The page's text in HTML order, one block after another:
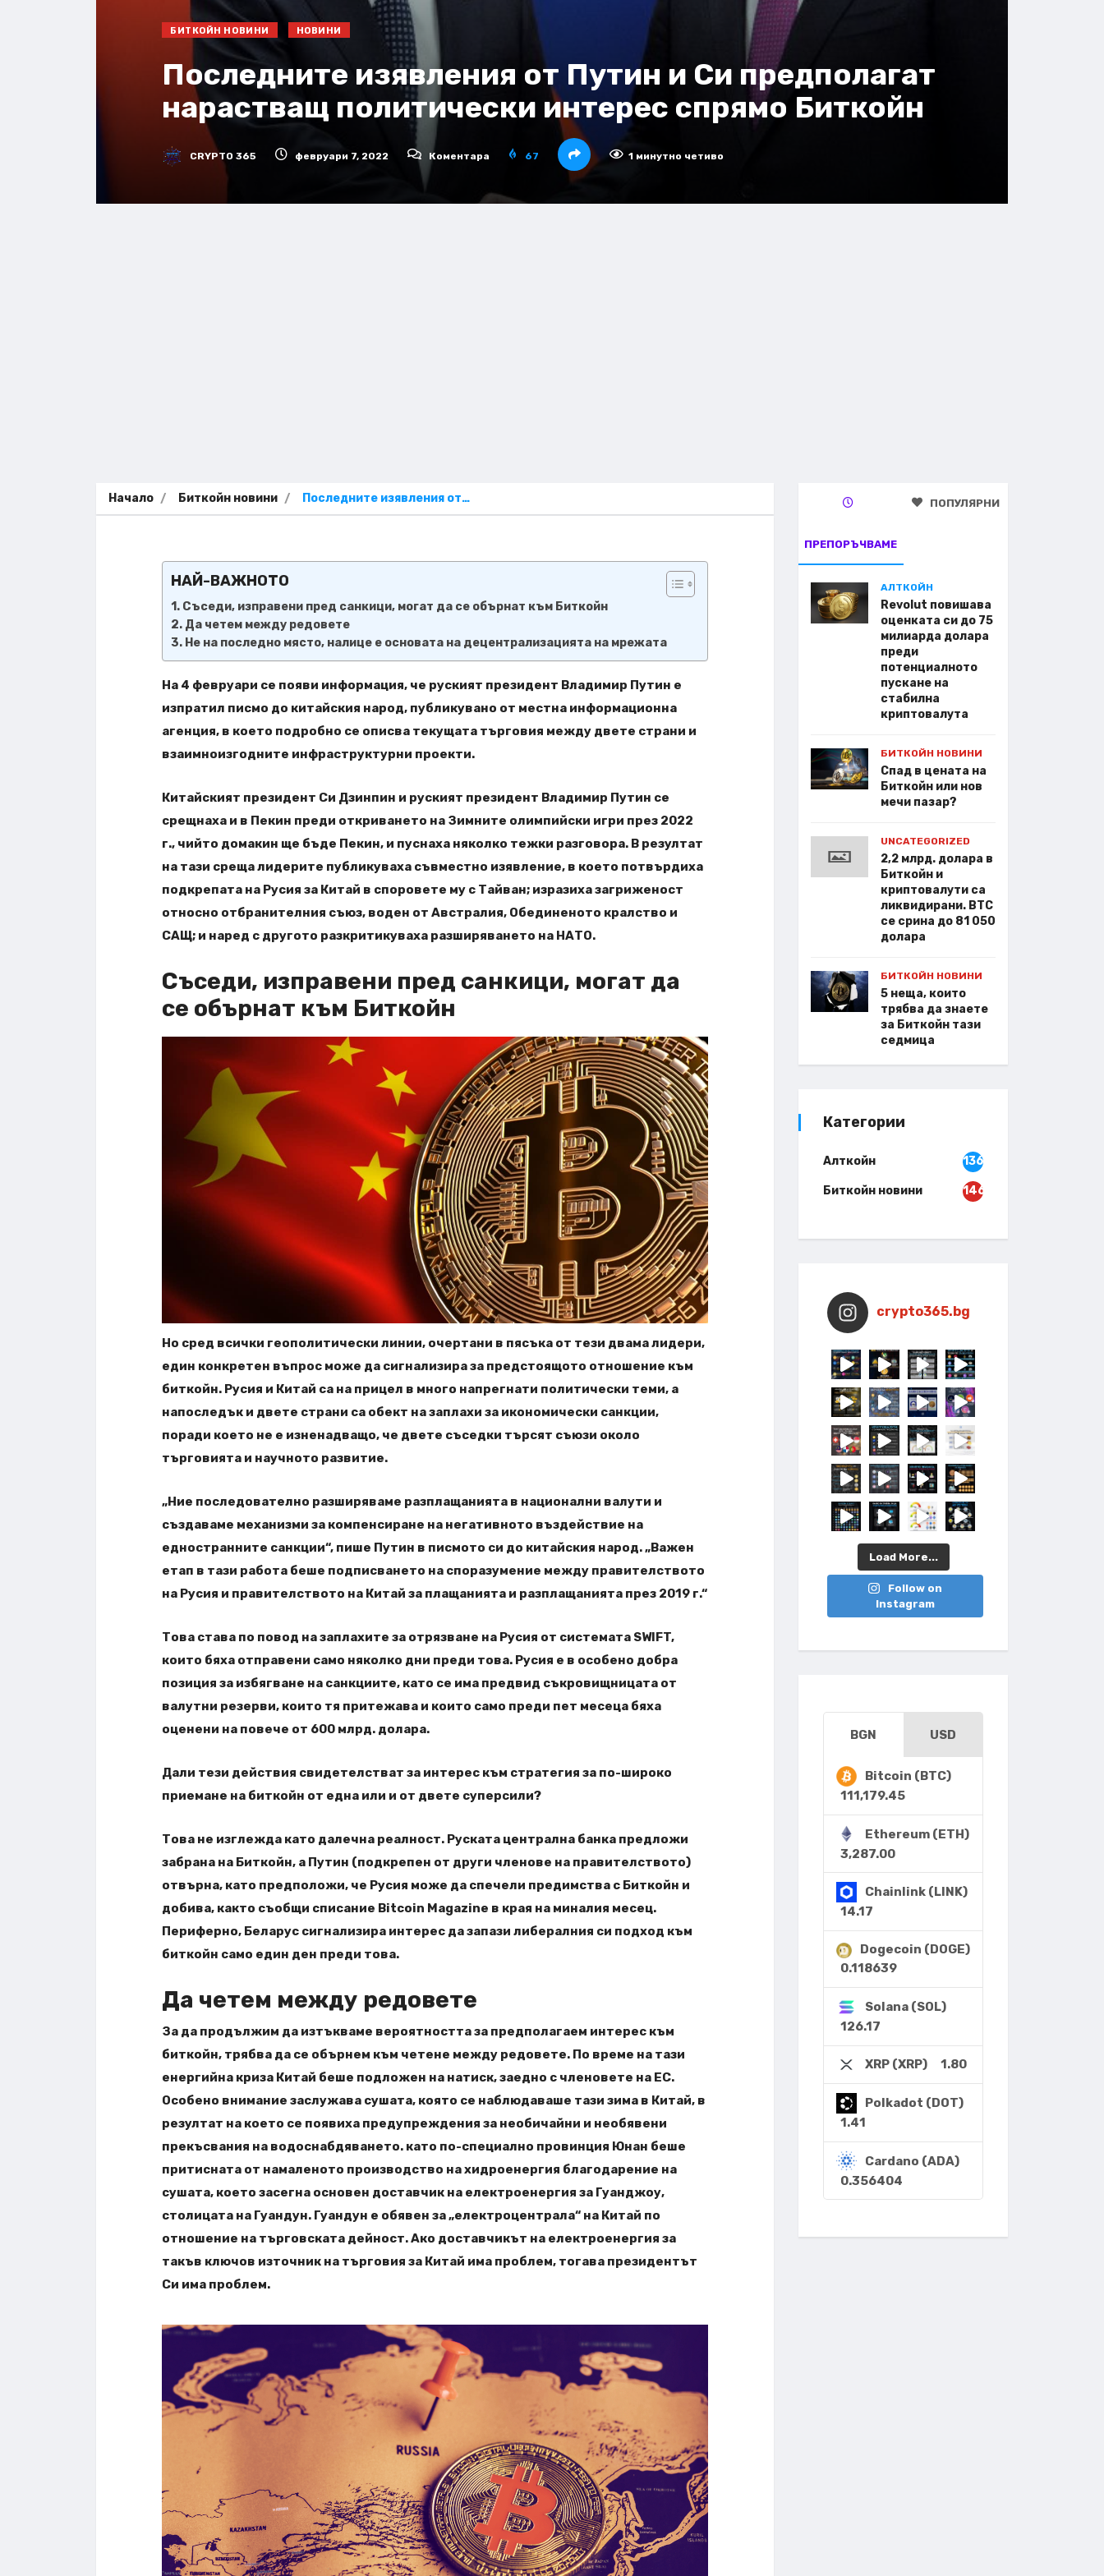
БИТКОЙН НОВИНИ НОВИНИ
Последните изявления от Путин и Си предполагат
нарастващ политически интерес спрямо Биткойн
CRYPTO 365 февруари 7, 2022 Коментара 67 1 минутно четиво
Начало Биткойн новини Последните изявления от…
НАЙ-ВАЖНОТО
Съседи, изправени пред санкици, могат да се обърнат към Биткойн
Да четем между редовете
Не на последно място, налице е основата на децентрализацията на мрежата
На 4 февруари се появи информация, че руският президент Владимир Путин е
изпратил писмо до китайския народ, публикувано от местна информационна
агенция, в което подробно се описва текущата търговия между двете страни и
взаимноизгодните инфраструктурни проекти.
Китайският президент Си Дзинпин и руският президент Владимир Путин се
срещнаха и в Пекин преди откриването на Зимните олимпийски игри през 2022
г., чийто домакин ще бъде Пекин, и пуснаха няколко тежки разговора. В резултат
на тази среща лидерите публикуваха съвместно изявление, в което потвърдиха
подкрепата на Русия за Китай в споровете му с Тайван; изразиха загриженост
относно отбранителния съюз, воден от Австралия, Обединеното кралство и
САЩ; и наред с другото разкритикуваха разширяването на НАТО.
Съседи, изправени пред санкици, могат да
се обърнат към Биткойн
Но сред всички геополитически линии, очертани в пясъка от тези двама лидери,
един конкретен въпрос може да сигнализира за предстоящото отношение към
биткойн. Русия и Китай са на прицел в много напрегнати политически теми, а
напоследък и двете страни са обект на заплахи за икономически санкции,
поради което не е изненадващо, че двете съседки търсят съюзи около
търговията и научното развитие.
„Ние последователно разширяваме разплащанията в национални валути и
създаваме механизми за компенсиране на негативното въздействие на
едностранните санкции“, пише Путин в писмото си до китайския народ. „Важен
етап в тази работа беше подписването на споразумение между правителството
на Русия и правителството на Китай за плащанията и разплащанията през 2019 г.“
Това става по повод на заплахите за отрязване на Русия от системата SWIFT,
които бяха отправени само няколко дни преди това. Русия е в особено добра
позиция за избягване на санкциите, като се има предвид съкровищницата от
валутни резерви, които тя притежава и които само преди пет месеца бяха
оценени на повече от 600 млрд. долара.
Дали тези действия свидетелстват за интерес към стратегия за по-широко
приемане на биткойн от една или и от двете суперсили?
Това не изглежда като далечна реалност. Руската централна банка предложи
забрана на Биткойн, а Путин (подкрепен от други членове на правителството)
отвърна, като предположи, че Русия може да спечели предимства с Биткойн и
добива, както съобщи списание Bitcoin Magazine в края на миналия месец.
Периферно, Беларус сигнализира интерес да запази либералния си подход към
биткойн само един ден преди това.
Да четем между редовете
За да продължим да изтъкваме вероятността за предполагаем интерес към
биткойн, трябва да се обърнем към четене между редовете. По време на тази
енергийна криза Китай беше подложен на натиск, заедно с членовете на ЕС.
Особено внимание заслужава сушата, която се наблюдаваше тази зима в Китай, в
резултат на което се появиха предупреждения за необичайни и необявени
прекъсвания на водоснабдяването. като по-специално провинция Юнан беше
притисната от намаленото производство на хидроенергия благодарение на
сушата, което засегна основен доставчик на електроенергия за Гуанджоу,
столицата на Гуандун. Гуандун е обявен за „електроцентрала“ на Китай по
отношение на търговската дейност. Ако доставчикът на електроенергия за
такъв ключов източник на търговия за Китай има проблем, тогава президентът
Си има проблем.
ПРЕПОРЪЧВАМЕ
ПОПУЛЯРНИ
АЛТКОЙН
Revolut повишава
оценката си до 75
милиарда долара
преди
потенциалното
пускане на
стабилна
криптовалута
БИТКОЙН НОВИНИ
Спад в цената на
Биткойн или нов
мечи пазар?
UNCATEGORIZED
2,2 млрд. долара в
Биткойн и
криптовалути са
ликвидирани. BTC
се срина до 81 050
долара
БИТКОЙН НОВИНИ
5 неща, които
трябва да знаете
за Биткойн тази
седмица
Категории
Алткойн 136
Биткойн новини 146
crypto365.bg
Load More...
Follow on
Instagram
BGN USD
Bitcoin (BTC)
111,179.45
Ethereum (ETH)
3,287.00
Chainlink (LINK)
14.17
Dogecoin (DOGE)
0.118639
Solana (SOL)
126.17
XRP (XRP) 1.80
Polkadot (DOT)
1.41
Cardano (ADA)
0.356404